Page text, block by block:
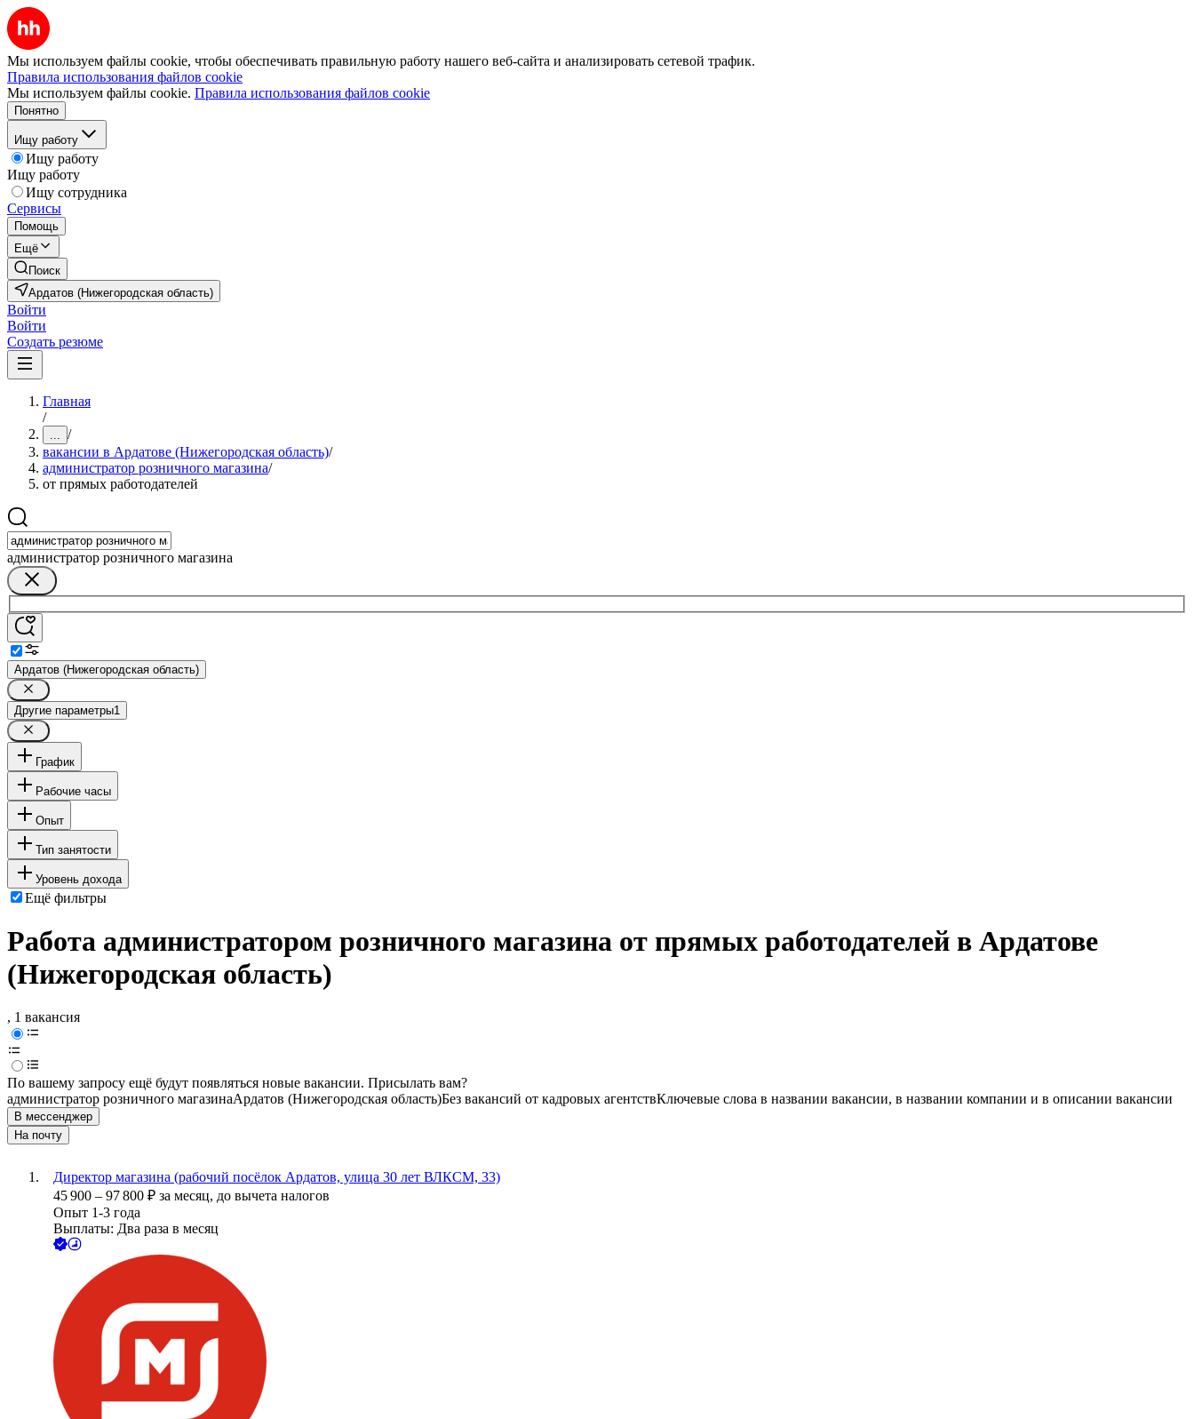
Мы используем файлы cookie, чтобы обеспечивать правильную работу нашего веб-сайта и анализировать сетевой трафик.
Правила использования файлов cookie
Мы используем файлы cookie. Правила использования файлов cookie
Понятно
Ищу работу
Ищу работу
Ищу работу
Ищу сотрудника
Сервисы
Помощь
Ещё
Поиск
Ардатов (Нижегородская область)
Войти
Войти
Создать резюме
Главная
/
... /
вакансии в Ардатове (Нижегородская область)/
администратор розничного магазина/
от прямых работодателей
администратор розничного магазина
Ардатов (Нижегородская область)
Другие параметры1
График
Рабочие часы
Опыт
Тип занятости
Уровень дохода
Ещё фильтры
Работа администратором розничного магазина от прямых работодателей в Ардатове
(Нижегородская область)
, 1 вакансия
По вашему запросу ещё будут появляться новые вакансии. Присылать вам?
администратор розничного магазинаАрдатов (Нижегородская область)Без вакансий от кадровых агентствКлючевые слова в названии вакансии, в названии компании и в описании вакансии
В мессенджер
На почту
Директор магазина (рабочий посёлок Ардатов, улица 30 лет ВЛКСМ, 33)
45 900 – 97 800 ₽ за месяц, до вычета налогов
Опыт 1-3 года
Выплаты: Два раза в месяц